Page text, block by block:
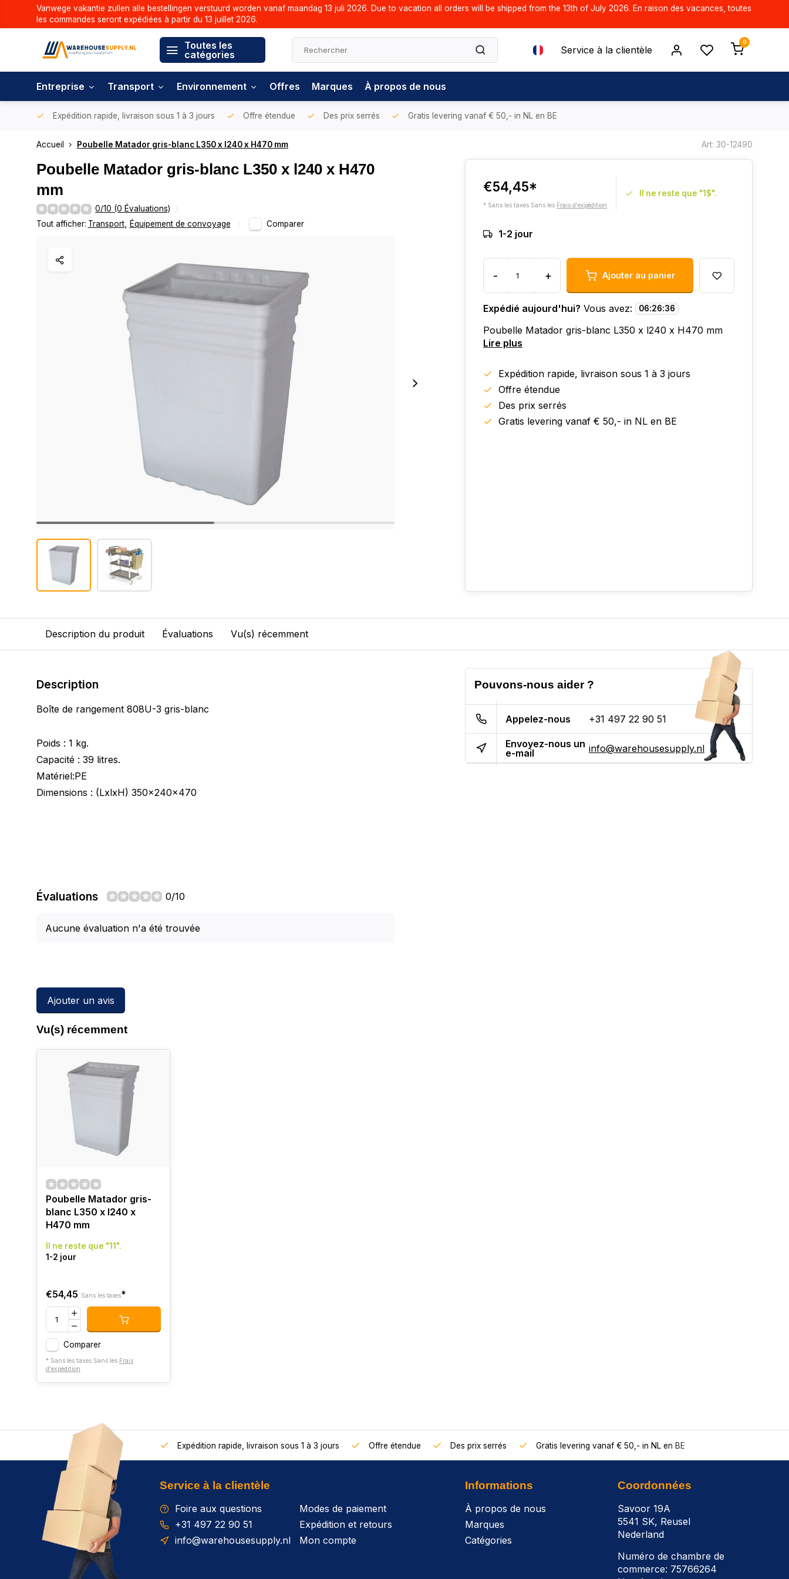
Vanwege vakantie zullen alle bestellingen verstuurd worden vanaf maandag 13 juli 2026. Due to vacation all orders will be shipped from the 13th of July 2026. En raison des vacances, toutes
les commandes seront expédiées à partir du 13 juillet 2026.
Toutes les
catégories
Service à la clientèle
0
Entreprise Transport Environnement Offres Marques À propos de nous
Expédition rapide, livraison sous 1 à 3 jours Offre étendue Des prix serrés Gratis levering vanaf € 50,- in NL en BE
Accueil Poubelle Matador gris-blanc L350 x l240 x H470 mm Art: 30-12490
Poubelle Matador gris-blanc L350 x l240 x H470
mm
0/10 (0 Évaluations)
Tout afficher: Transport, Équipement de convoyage Comparer
€54,45*
* Sans les taxes Sans les Frais d'expédition
Il ne reste que "1$".
1-2 jour
- + Ajouter au panier
Expédié aujourd'hui? Vous avez: 06:26:35
Poubelle Matador gris-blanc L350 x l240 x H470 mm
Lire plus
Expédition rapide, livraison sous 1 à 3 jours
Offre étendue
Des prix serrés
Gratis levering vanaf € 50,- in NL en BE
Description du produit Évaluations Vu(s) récemment
Description
Boîte de rangement 808U-3 gris-blanc
Poids : 1 kg.
Capacité : 39 litres.
Matériel:PE
Dimensions : (LxlxH) 350x240x470
Évaluations 0/10
Aucune évaluation n'a été trouvée
Ajouter un avis
Pouvons-nous aider ?
Appelez-nous +31 497 22 90 51
Envoyez-nous un
e-mail
info@warehousesupply.nl
Vu(s) récemment
Poubelle Matador gris-
blanc L350 x l240 x
H470 mm
Il ne reste que "11".
1-2 jour
€54,45 Sans les taxes*
Comparer
* Sans les taxes Sans les Frais
d'expédition
Expédition rapide, livraison sous 1 à 3 jours Offre étendue Des prix serrés Gratis levering vanaf € 50,- in NL en BE
Service à la clientèle
Foire aux questions
+31 497 22 90 51
info@warehousesupply.nl
Modes de paiement
Expédition et retours
Mon compte
Informations
À propos de nous
Marques
Catégories
Coordonnées
Savoor 19A
5541 SK, Reusel
Nederland
Numéro de chambre de
commerce: 75766264